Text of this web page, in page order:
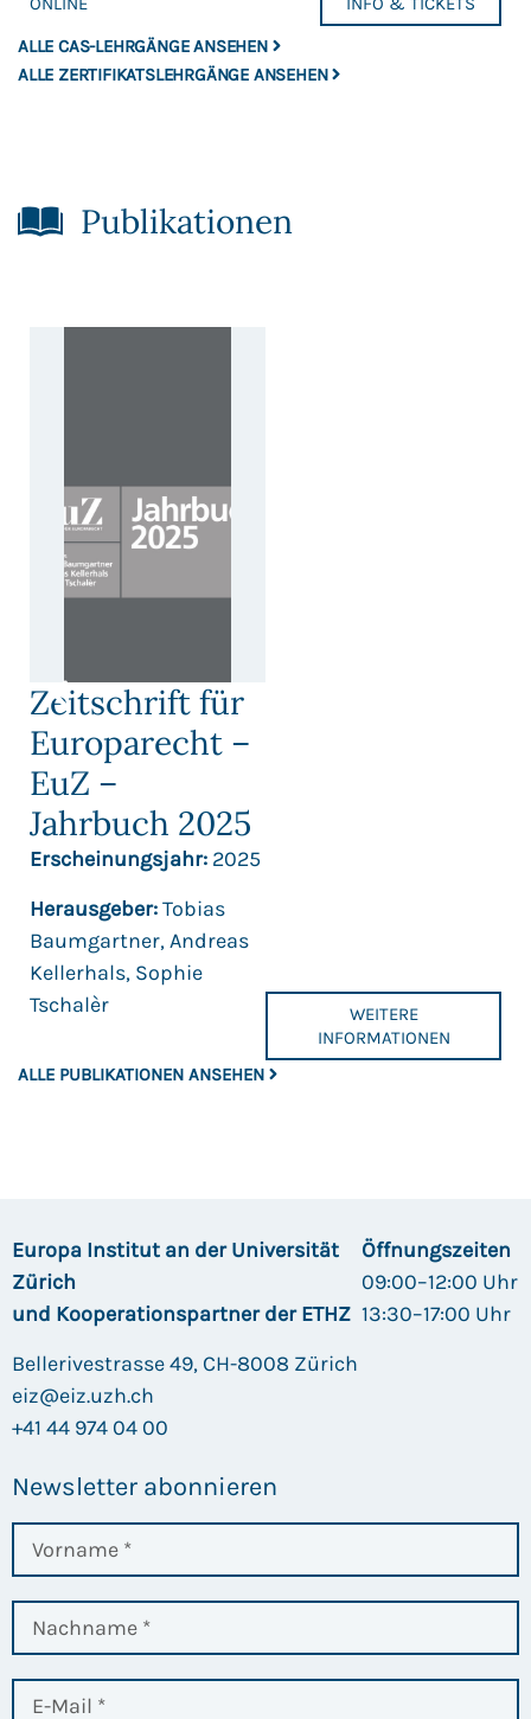
ALLE CAS-LEHRGÄNGE ANSEHEN
ALLE ZERTIFIKATSLEHRGÄNGE ANSEHEN
Publikationen​
ALLE PUBLIKATIONEN ANSEHEN
Zeitschrift für
Europarecht –
EuZ –
Jahrbuch 2025
Erscheinungsjahr: 2025
Herausgeber:Tobias
Baumgartner, Andreas
Kellerhals, Sophie
Tschalèr
WEITERE
INFORMATIONEN
Europa Institut an der Universität
Zürich
und Kooperationspartner der ETHZ
Bellerivestrasse 49, CH-8008 Zürich
eiz@eiz.uzh.ch
+41 44 974 04 00
Öffnungszeiten
09:00–12:00 Uhr
13:30–17:00 Uhr
Newsletter abonnieren